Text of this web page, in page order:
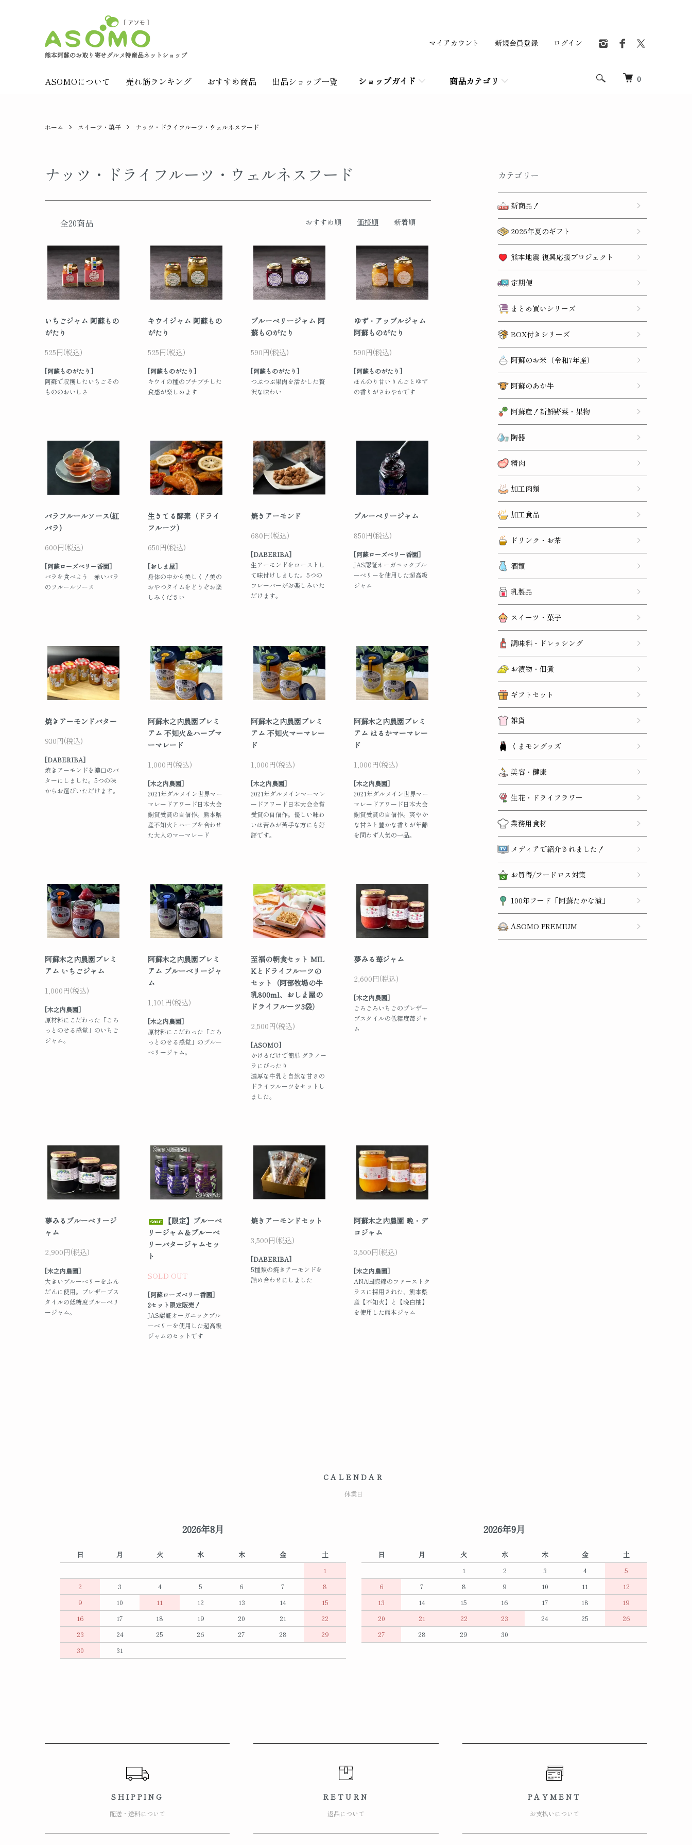
熊本阿蘇のお取り寄せグルメ特産品ネットショップ
0
ASOMOについて 売れ筋ランキング おすすめ商品 出品ショップ一覧 ショップガイド 商品カテゴリ
マイアカウント 新規会員登録 ログイン
ホーム スイーツ・菓子 ナッツ・ドライフルーツ・ウェルネスフード
ナッツ・ドライフルーツ・ウェルネスフード
全20商品 おすすめ順 価格順 新着順
いちごジャム 阿蘇もの
がたり
525円(税込)
[阿蘇ものがたり]
阿蘇で収穫したいちごその
もののおいしさ
キウイジャム 阿蘇もの
がたり
525円(税込)
[阿蘇ものがたり]
キウイの種のプチプチした
食感が楽しめます
ブルーベリージャム 阿
蘇ものがたり
590円(税込)
[阿蘇ものがたり]
つぶつぶ果肉を活かした贅
沢な味わい
ゆず・アップルジャム
阿蘇ものがたり
590円(税込)
[阿蘇ものがたり]
ほんのり甘いりんごとゆず
の香りがさわやかです
バラフルールソース(紅
バラ)
600円(税込)
[阿蘇ローズベリー香園]
バラを食べよう 赤いバラ
のフルールソース
生きてる酵素（ドライ
フルーツ）
650円(税込)
[おしま屋]
身体の中から美しく！美の
おやつタイムをどうぞお楽
しみください
焼きアーモンド
680円(税込)
[DABERIBA]
生アーモンドをローストし
て味付けしました。5つの
フレーバーがお楽しみいた
だけます。
ブルーベリージャム
850円(税込)
[阿蘇ローズベリー香園]
JAS認証オーガニックブル
ーベリーを使用した超高級
ジャム
焼きアーモンドバター
930円(税込)
[DABERIBA]
焼きアーモンドを濃口のバ
ターにしました。5つの味
からお選びいただけます。
阿蘇木之内農園プレミ
アム 不知火＆ハーブマ
ーマレード
1,000円(税込)
[木之内農園]
2021年ダルメイン世界マー
マレードアワード日本大会
銅賞受賞の自信作。熊本県
産不知火とハーブを合わせ
た大人のマーマレード
阿蘇木之内農園プレミ
アム 不知火マーマレー
ド
1,000円(税込)
[木之内農園]
2021年ダルメインマーマレ
ードアワード日本大会金賞
受賞の自信作。優しい味わ
いは苦みが苦手な方にも好
評です。
阿蘇木之内農園プレミ
アム はるかマーマレー
ド
1,000円(税込)
[木之内農園]
2021年ダルメイン世界マー
マレードアワード日本大会
銅賞受賞の自信作。爽やか
な甘さと豊かな香りが年齢
を問わず人気の一品。
阿蘇木之内農園プレミ
アム いちごジャム
1,000円(税込)
[木之内農園]
原材料にこだわった「ごろ
っとのせる感覚」のいちご
ジャム。
阿蘇木之内農園プレミ
アム ブルーベリージャ
ム
1,101円(税込)
[木之内農園]
原材料にこだわった「ごろ
っとのせる感覚」のブルー
ベリージャム。
至福の朝食セット MIL
Kとドライフルーツの
セット（阿部牧場の牛
乳800ml、おしま屋の
ドライフルーツ3袋）
2,500円(税込)
[ASOMO]
かけるだけで簡単 グラノー
ラにぴったり
濃厚な牛乳と自然な甘さの
ドライフルーツをセットし
ました。
夢みる苺ジャム
2,600円(税込)
[木之内農園]
ごろごろいちごのプレザー
ブスタイルの低糖度苺ジャ
ム
夢みるブルーベリージ
ャム
2,900円(税込)
[木之内農園]
大きいブルーベリーをふん
だんに使用。プレザーブス
タイルの低糖度ブルーベリ
ージャム。
【限定】ブルーベ
リージャム＆ブルーベ
リーバタージャムセッ
ト
SOLD OUT
[阿蘇ローズベリー香園]
2セット限定販売！
JAS認証オーガニックブル
ーベリーを使用した超高級
ジャムのセットです
焼きアーモンドセット
3,500円(税込)
[DABERIBA]
5種類の焼きアーモンドを
詰め合わせにしました
阿蘇木之内農園 晩・デ
コジャム
3,500円(税込)
[木之内農園]
ANA国際線のファーストク
ラスに採用された、熊本県
産【不知火】と【晩白柚】
を使用した熊本ジャム
カテゴリー
新商品！
2026年夏のギフト
熊本地震 復興応援プロジェクト
定期便
まとめ買いシリーズ
BOX付きシリーズ
阿蘇のお米（令和7年産）
阿蘇のあか牛
阿蘇産！新鮮野菜・果物
陶器
精肉
加工肉類
加工食品
ドリンク・お茶
酒類
乳製品
スイーツ・菓子
調味料・ドレッシング
お漬物・佃煮
ギフトセット
雑貨
くまモングッズ
美容・健康
生花・ドライフラワー
業務用食材
メディアで紹介されました！
お買得/フードロス対策
100年フード「阿蘇たかな漬」
ASOMO PREMIUM
CALENDAR
休業日
2026年8月
日 月 火 水 木 金
土
1
2
3 4 5 6 7
8
9
10 11 12 13 14
15
16
17 18 19 20 21
22
23
24 25 26 27 28
29
30
31
2026年9月
日 月 火 水 木 金
土
1
2 3 4
5
6
7 8 9 10 11
12
13
14 15 16 17 18
19
20
21 22 23 24 25
26
27
28 29 30
SHIPPING
配送・送料について
RETURN
返品について
PAYMENT
お支払いについて